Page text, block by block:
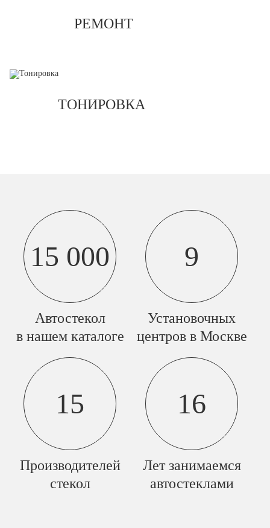
РЕМОНТ
ТОНИРОВКА
15 000
Автостекол
в нашем каталоге
9
Установочных
центров в Москве
15
Производителей
стекол
16
Лет занимаемся
автостеклами